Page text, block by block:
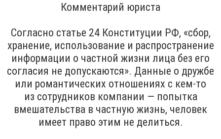
Комментарий юриста
Согласно статье 24 Конституции РФ, «сбор,
хранение, использование и распространение
информации о частной жизни лица без его
согласия не допускаются». Данные о дружбе
или романтических отношениях с кем-то
из сотрудников компании — попытка
вмешательства в частную жизнь, человек
имеет право этим не делиться.